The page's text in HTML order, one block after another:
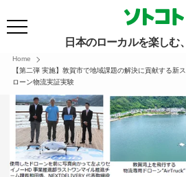
日本のローカルを楽しむ
Home
【第二弾 実施】敦賀市で地域課題の解決に貢献する新
ローン物流実証実験